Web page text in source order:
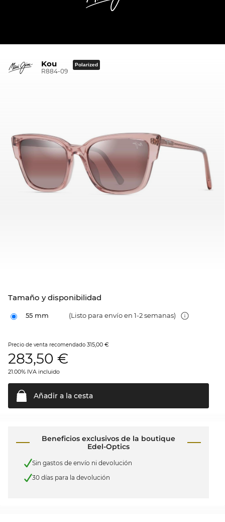
Kou
R884-09
Polarized
Tamaño y disponibilidad
55 mm (Listo para envío en 1-2 semanas)
Precio de venta recomendado 315,00 €
283,50 €
21.00% IVA incluido
Añadir a la cesta
Beneficios exclusivos de la boutique
Edel-Optics
Sin gastos de envío ni devolución
30 días para la devolución